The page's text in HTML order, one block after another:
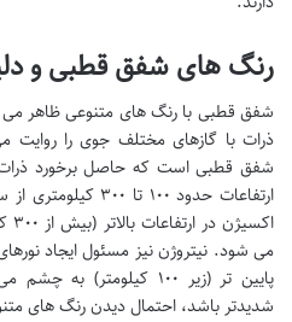
رنگ های شفق قطبی و
شفق قطبی با رنگ های متنوعی ظاهر می
ذرات با گازهای مختلف جوی را روایت
شفق قطبی است که حاصل برخورد
ارتفاعات حدود ۱۰۰
می شود. نیتروژن نیز مسئول ایجاد
پایین تر (زیر ۱۰۰
شدیدتر باشد، احتمال دیدن رنگ های